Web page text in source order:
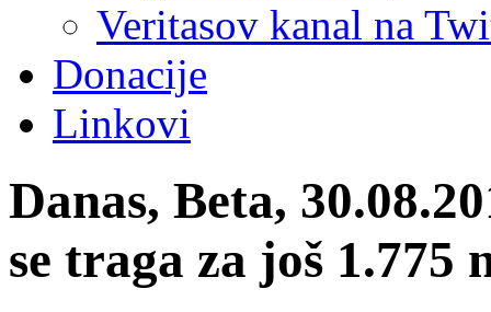
Veritasov kanal na
Donacije
Linkovi
Danas, Beta,
se traga za još 1.775